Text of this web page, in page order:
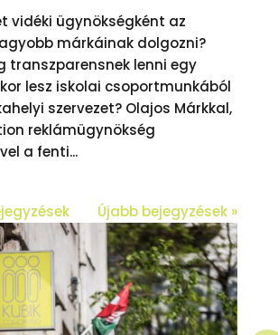
vidéki ügynökségként az
márkáinak dolgozni?
transzparensnek lenni egy
lesz iskolai csoportmunkából
szervezet? Olajos Márkkal,
reklámügynökség
a fenti...
Újabb bejegyzések »